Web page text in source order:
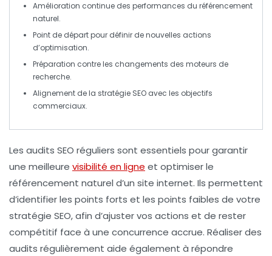
Amélioration continue des performances du référencement
naturel.
Point de départ pour définir de nouvelles actions
d’optimisation.
Préparation contre les changements des moteurs de
recherche.
Alignement de la stratégie SEO avec les objectifs
commerciaux.
Les audits SEO réguliers sont essentiels pour garantir
une meilleure visibilité en ligne et optimiser le
référencement naturel d’un site internet. Ils permettent
d’identifier les points forts et les points faibles de votre
stratégie SEO, afin d’ajuster vos actions et de rester
compétitif face à une concurrence accrue. Réaliser des
audits régulièrement aide également à répondre